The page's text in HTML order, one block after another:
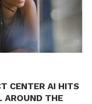
CENTER AI HITS
AROUND THE